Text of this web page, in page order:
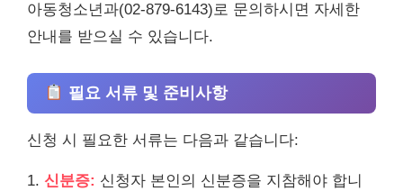
아동청소년과(02-879-6143)로 문의하시면 자세한
안내를 받으실 수 있습니다.
필요 서류 및 준비사항
신청 시 필요한 서류는 다음과 같습니다:
1. 신분증: 신청자 본인의 신분증을 지참해야 합니